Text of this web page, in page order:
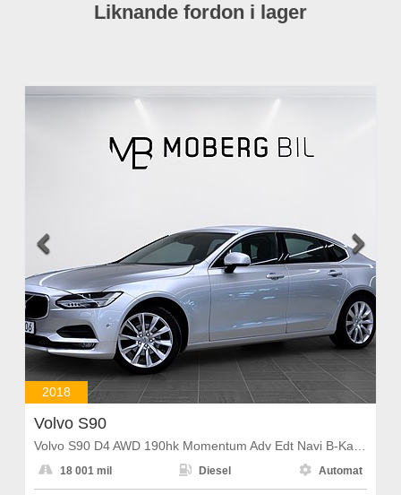
Liknande fordon i lager
 
2018
Volvo S90
 18 001 mil  Diesel  Automat